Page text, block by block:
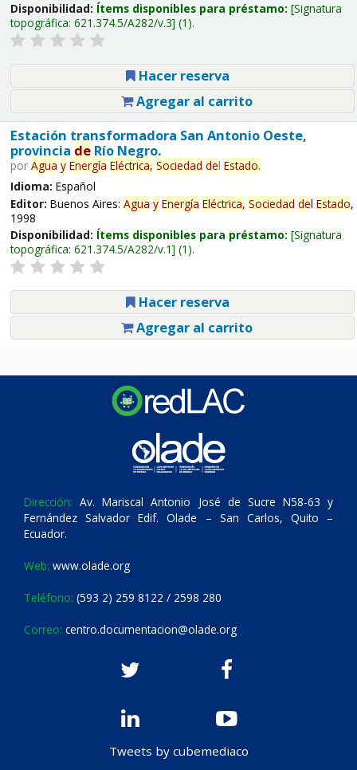
Disponibilidad: Ítems disponibles para préstamo: Signatura
topográfica: 621.374.5/A282/v.3 (1).
Hacer reserva
Agregar al carrito
Estación transformadora San Antonio Oeste,
provincia deRío Negro.
por Agua y Energía Eléctrica, Sociedad del Estado.
Idioma: Español
Editor: Buenos Aires: Agua y Energía Eléctrica, Sociedad del Estado,
1998
Disponibilidad: Ítems disponibles para préstamo: Signatura
topográfica: 621.374.5/A282/v.1 (1).
Hacer reserva
Agregar al carrito
Dirección: Av. Mariscal Antonio José de Sucre N58-63 y
Fernández Salvador Edif. Olade – San Carlos, Quito –
Ecuador.
Web: www.olade.org
Teléfono: (593 2) 259 8122 / 2598 280
Correo: centro.documentacion@olade.org
Tweets by cubemediaco